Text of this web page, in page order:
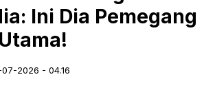
Ini Dia Pemegang
2026 - 04.16